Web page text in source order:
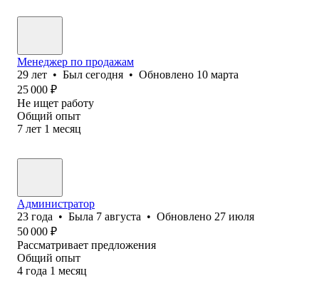
Менеджер по продажам
29 лет • Был сегодня • Обновлено 10 марта
25 000 ₽
Не ищет работу
Общий опыт
7 лет 1 месяц
Администратор
23 года • Была 7 августа • Обновлено 27 июля
50 000 ₽
Рассматривает предложения
Общий опыт
4 года 1 месяц